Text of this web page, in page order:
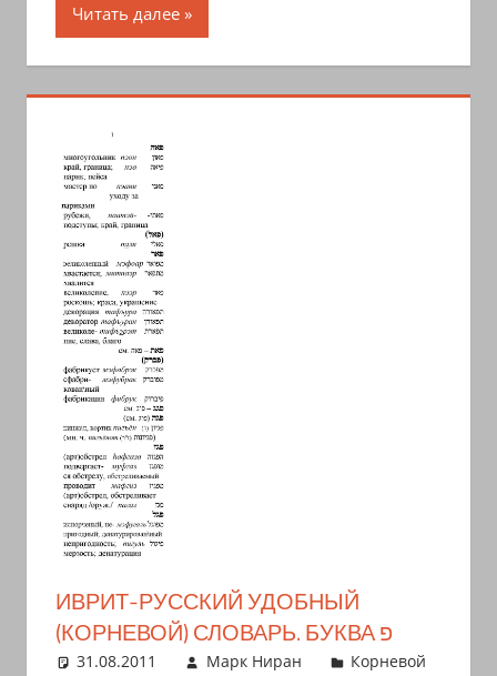
Читать далее
ИВРИТ-РУССКИЙ УДОБНЫЙ
(КОРНЕВОЙ) СЛОВАРЬ. БУКВА פ
31.08.2011 Марк Ниран
Корневой